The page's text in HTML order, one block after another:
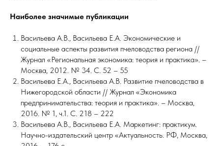
Наиболее значимые публикации
Васильева А.В., Васильева Е.А. Экономические и
социальные аспекты развития пчеловодства региона //
Журнал «Региональная экономика: теория и практика». –
Москва, 2012. № 34. С. 52 – 55
Васильева Е.А., Васильева А.В. Развитие пчеловодства в
Нижегородской области // Журнал «Экономика
предпринимательства: теория и практика». – Москва,
2016. № 1, ч.1. С. 218 – 222
Васильева А.В., Васильева Е.А. Маркетинг: практикум.
Научно-издательский центр «Актуальность. РФ, Москва,